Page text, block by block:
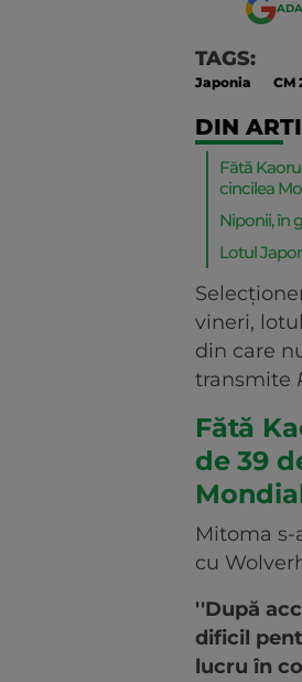
TAGS:
Japonia CM
DIN
Fătă
cincilea
Niponii, în
Lotul
vineri,
din care
transmite
Fătă
de 39
Mitoma
cu
''După
dificil
lucru în